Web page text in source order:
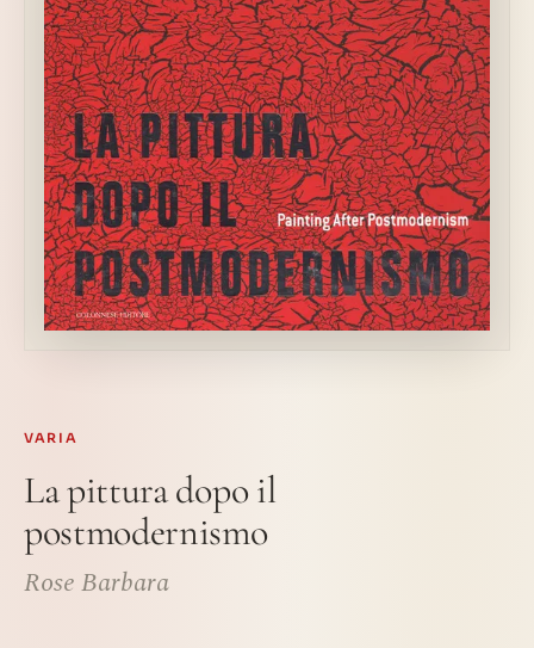
VARIA
La pittura dopo il
postmodernismo
Rose Barbara